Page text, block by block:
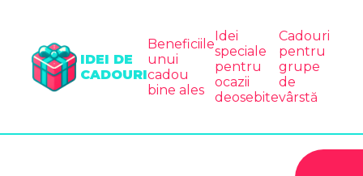
IDEI DE
CADOURI
Beneficiile
unui
cadou
bine ales
Idei
speciale
pentru
ocazii
deosebite
Cadouri
pentru
grupe
de
vârstă